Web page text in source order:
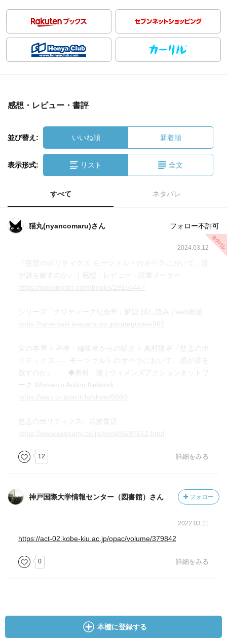
感想・レビュー・書評
並び替え: いいね順 新着順
表示形式: リスト 全文
すべて ネタバレ
猫丸(nyancomaru)さん フォロー不許可
2024.03.12
『慈悲のポリティクス モーツァルトのオペラにおいて，誰
が誰を赦すのか』｜感想・レビュー - 読書メーター
シリーズ「クリティーク社会学」解説 試し読み | web岩波
女の本屋 > 著者・編集者からの紹介 > 奥村隆著『慈悲のポ
リティクス――モーツァルトのオペラにおいて、誰が誰を
赦すのか』 ◆奥村 隆 | ウィメンズアクションネットワ
ーク Women's Action Network
慈悲のポリティクス - 岩波書店
12 詳細をみる
神戸国際大学情報センター（図書館）さん フォロー
2022.03.11
https://act-02.kobe-kiu.ac.jp/opac/volume/379842
0 詳細をみる
本棚に登録する